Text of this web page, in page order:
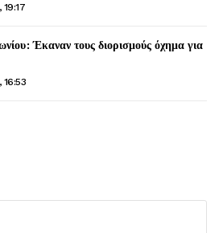
19:17
Έκαναν τους διορισμούς όχημα για
16:53